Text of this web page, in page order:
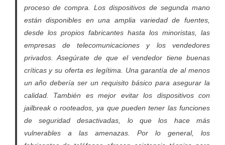
proceso de compra. Los dispositivos de segunda mano
están disponibles en una amplia variedad de fuentes,
desde los propios fabricantes hasta los minoristas, las
empresas de telecomunicaciones y los vendedores
privados. Asegúrate de que el vendedor tiene buenas
críticas y su oferta es legítima. Una garantía de al menos
un año debería ser un requisito básico para asegurar la
calidad. También es mejor evitar los dispositivos con
jailbreak o rooteados, ya que pueden tener las funciones
de seguridad desactivadas, lo que los hace más
vulnerables a las amenazas. Por lo general, los